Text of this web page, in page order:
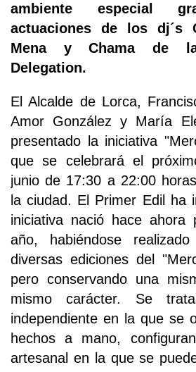
ambiente especial
actuaciones de los dj´s
Mena y Chama de
Delegation.
El Alcalde de Lorca,
Amor González y María
presentado la iniciativa
que se celebrará el
junio de 17:30 a 22:00
la ciudad. El Primer Edil ha
iniciativa nació hace
año, habiéndose
diversas ediciones del
pero conservando una
mismo carácter. Se
independiente en la que se
hechos a mano,
artesanal en la que se